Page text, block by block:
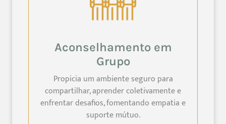
Aconselhamento em
Grupo
Propicia um ambiente seguro para
compartilhar, aprender coletivamente e
enfrentar desafios, fomentando empatia e
suporte mútuo.